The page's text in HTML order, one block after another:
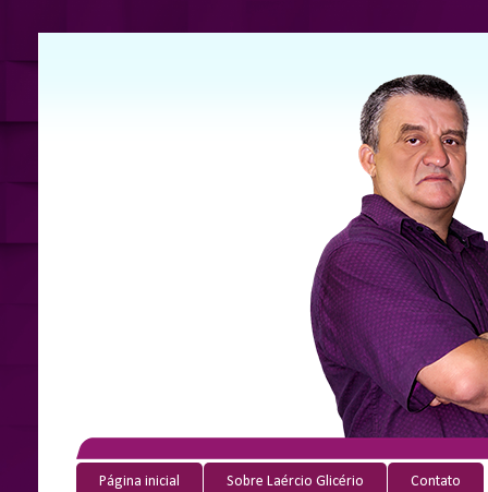
Página inicial Sobre Laércio Glicério Contato